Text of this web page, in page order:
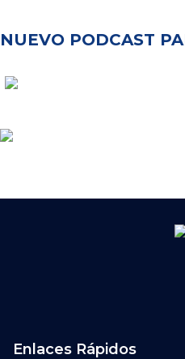
NUEVO PODCAST
Enlaces Rápidos